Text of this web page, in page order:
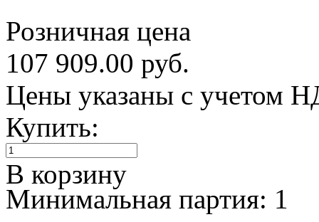
Розничная цена
107 909.00 руб.
Цены указаны с учетом
Купить:
В корзину
Минимальная партия: 1